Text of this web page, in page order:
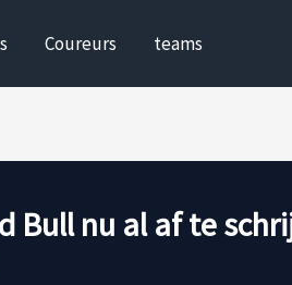
Coureurs teams
Bull nu al af te